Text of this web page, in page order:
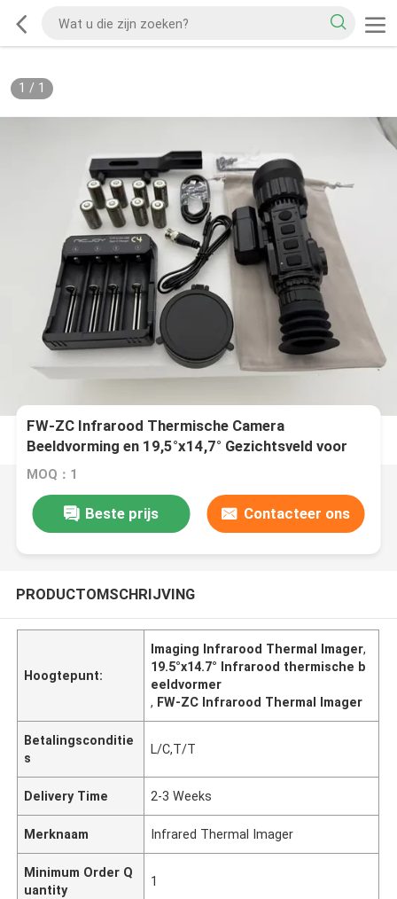
1 / 1
FW-ZC Infrarood Thermische Camera
Beeldvorming en 19,5°x14,7° Gezichtsveld voor
Nauwkeurige Metingen
MOQ：1
Beste prijs Contacteer ons
PRODUCTOMSCHRIJVING
Hoogtepunt:
Imaging Infrarood Thermal Imager,
19.5°x14.7° Infrarood thermische b
eeldvormer
, FW-ZC Infrarood Thermal Imager
Betalingsconditie
s
L/C,T/T
Delivery Time 2-3 Weeks
Merknaam Infrared Thermal Imager
Minimum Order Q
uantity
1